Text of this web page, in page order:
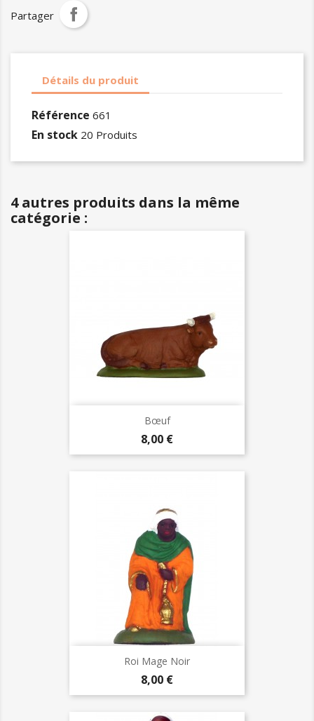
Partager
Détails du produit
Référence 661
En stock 20 Produits
4 autres produits dans la même
catégorie :
Bœuf
Prix
8,00 €
Roi Mage Noir
Prix
8,00 €